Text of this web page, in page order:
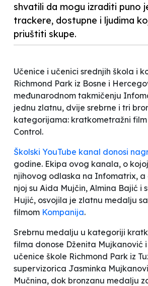
shvatili da mogu izraditi puno
trackere, dostupne i ljudima
priuštiti skupe.
Učenice i učenici srednjih škola i
Richmond Park iz Bosne i
međunarodnom takmičenju
jednu zlatnu, dvije srebrne i tri
kategorijama: kratkometražni
Control.
Školski YouTube kanal donosi
godine. Ekipa ovog kanala, o
njihovog odlaska na Infomatrix, a
njoj su Aida Mujčin, Almina Bajić i
Hujić, osvojila je zlatnu medalju
filmom Kompanija.
Srebrnu medalju u kategoriji
filma donose Dženita Mujkanović
učenice škole Richmond Park iz
supervizorica Jasminka
Mučnina, dok bronzanu medalju